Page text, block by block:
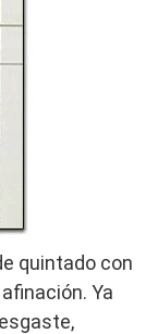
quintado con
Ya